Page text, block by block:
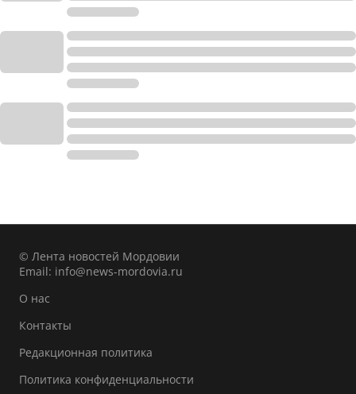
© Лента новостей Мордовии
Email: info@news-mordovia.ru
О нас
Контакты
Редакционная политика
Политика конфиденциальности